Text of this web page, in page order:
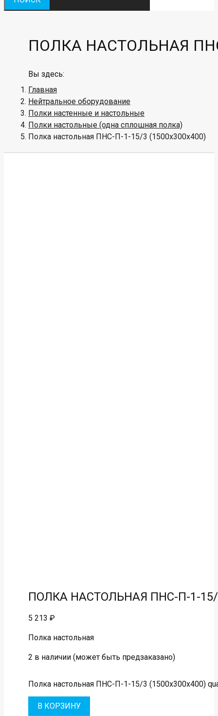
ПОЛКА НАСТОЛЬНАЯ
Вы здесь:
Главная
Нейтральное оборудование
Полки настенные и настольные
Полки настольные (одна сплошная полка)
Полка настольная ПНС-П-1-15/3 (1500х300х400)
ПОЛКА НАСТОЛЬНАЯ ПНС-П-1-15/
5 213 ₽
Полка настольная
2 в наличии (может быть предзаказано)
Полка настольная ПНС-П-1-15/3 (1500х300х400)
В КОРЗИНУ